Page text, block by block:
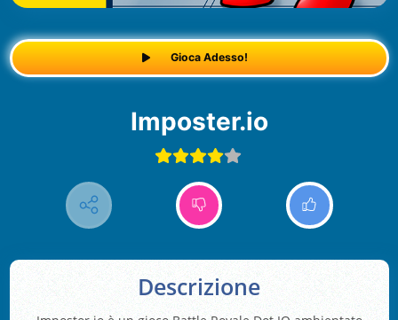
Gioca Adesso!
Imposter.io
Descrizione